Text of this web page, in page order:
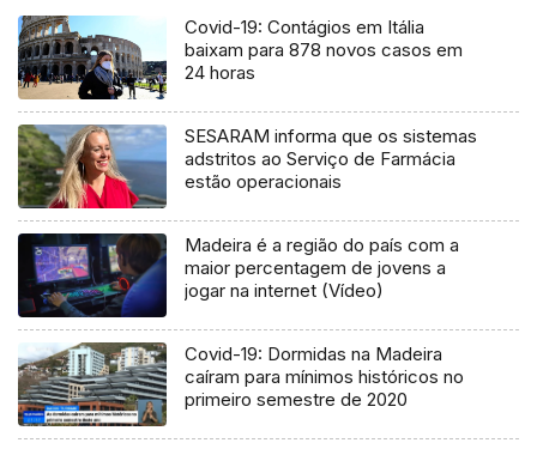
Covid-19: Contágios em Itália
baixam para 878 novos casos em
24 horas
SESARAM informa que os sistemas
adstritos ao Serviço de Farmácia
estão operacionais
Madeira é a região do país com a
maior percentagem de jovens a
jogar na internet (Vídeo)
Covid-19: Dormidas na Madeira
caíram para mínimos históricos no
primeiro semestre de 2020